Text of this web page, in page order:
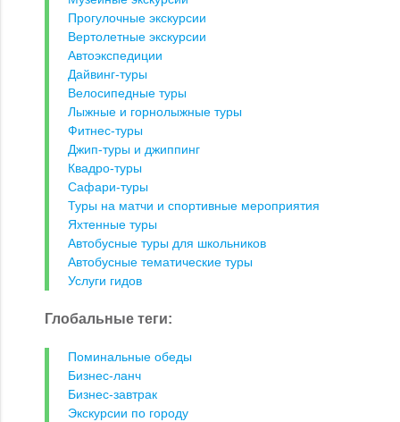
Прогулочные экскурсии
Вертолетные экскурсии
Автоэкспедиции
Дайвинг-туры
Велосипедные туры
Лыжные и горнолыжные туры
Фитнес-туры
Джип-туры и джиппинг
Квадро-туры
Сафари-туры
Туры на матчи и спортивные мероприятия
Яхтенные туры
Автобусные туры для школьников
Автобусные тематические туры
Услуги гидов
Глобальные теги:
Поминальные обеды
Бизнес-ланч
Бизнес-завтрак
Экскурсии по городу